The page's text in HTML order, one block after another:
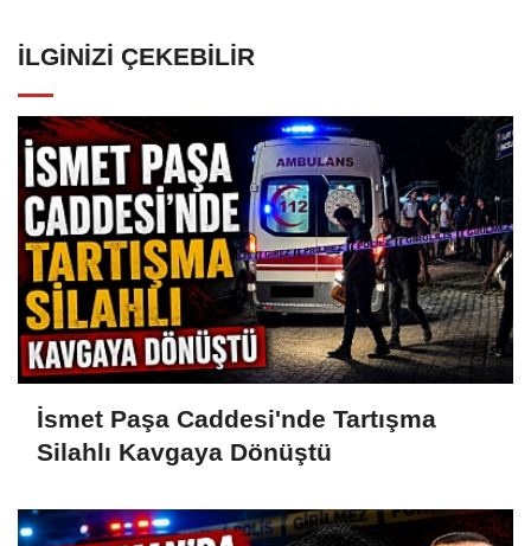
İLGINIZI ÇEKEBILIR
İsmet Paşa Caddesi'nde Tartışma
Silahlı Kavgaya Dönüştü